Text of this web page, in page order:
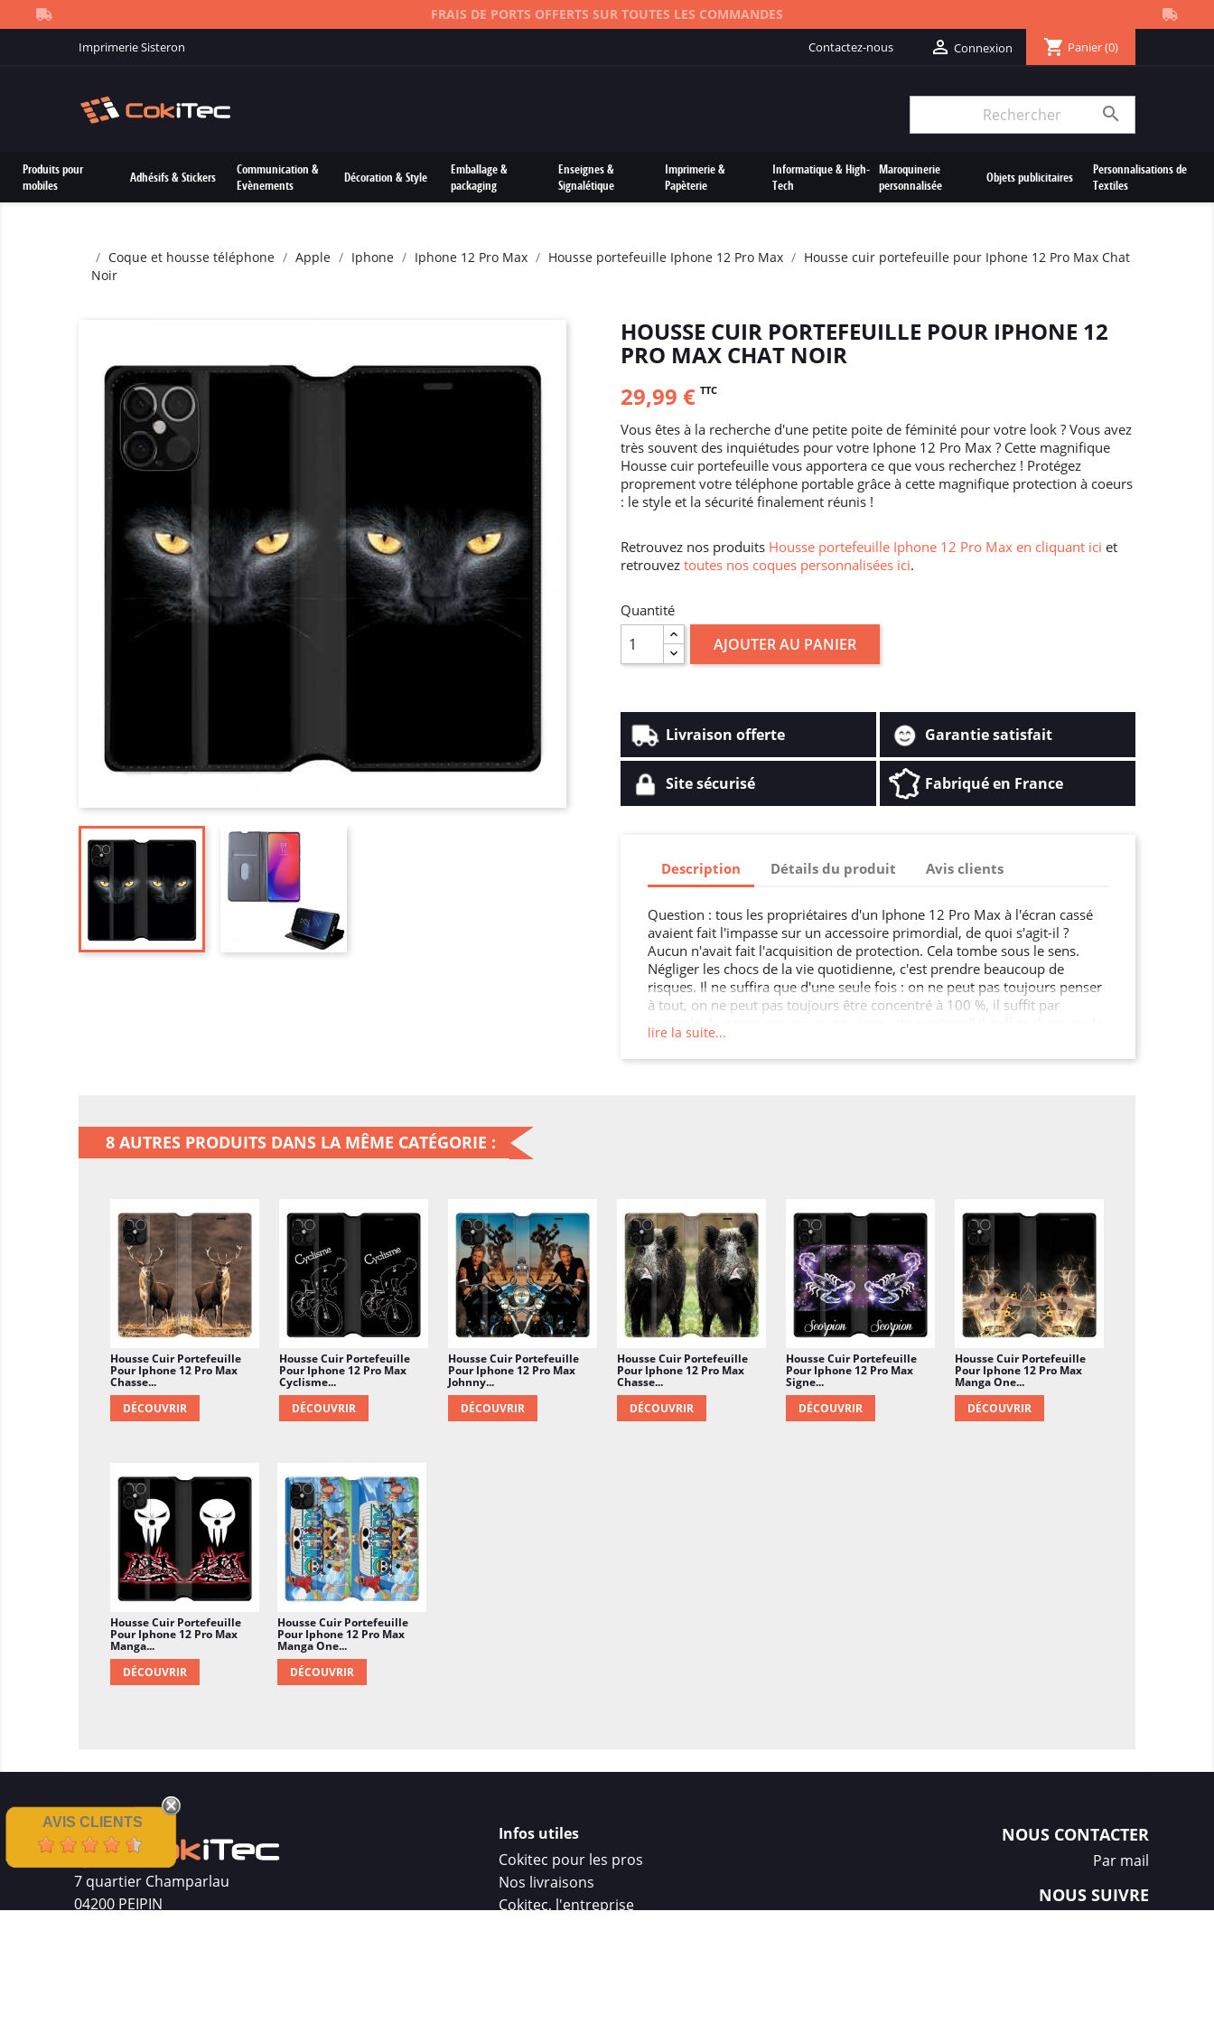
FRAIS DE PORTS OFFERTS SUR TOUTES LES COMMANDES
Imprimerie Sisteron Contactez-nous  Connexion shopping_cart Panier(0)

Produits pour
mobiles
Adhésifs & Stickers
Communication &
Evènements
Décoration & Style
Emballage &
packaging
Enseignes &
Signalétique
Imprimerie &
Papèterie
Informatique & High-
Tech
Maroquinerie
personnalisée
Objets publicitaires
Personnalisations de
Textiles
Coque et housse téléphone Apple Iphone Iphone 12 Pro Max Housse portefeuille Iphone 12 Pro Max
Housse cuir portefeuille pour Iphone 12 Pro Max Chat
Noir
HOUSSE CUIR PORTEFEUILLE POUR IPHONE 12
PRO MAX CHAT NOIR
29,99 € TTC
Vous êtes à la recherche d'une petite poite de féminité pour votre look ? Vous avez
très souvent des inquiétudes pour votre Iphone 12 Pro Max ? Cette magnifique
Housse cuir portefeuille vous apportera ce que vous recherchez ! Protégez
proprement votre téléphone portable grâce à cette magnifique protection à coeurs
: le style et la sécurité finalement réunis !
Retrouvez nos produits Housse portefeuille Iphone 12 Pro Max en cliquant ici et
retrouvez toutes nos coques personnalisées ici.
Quantité
AJOUTER AU PANIER
Livraison offerte Garantie satisfait
Site sécurisé Fabriqué en France
Description Détails du produit Avis clients
Question : tous les propriétaires d'un Iphone 12 Pro Max à l'écran cassé
avaient fait l'impasse sur un accessoire primordial, de quoi s'agit-il ?
Aucun n'avait fait l'acquisition de protection. Cela tombe sous le sens.
Négliger les chocs de la vie quotidienne, c'est prendre beaucoup de
risques. Il ne suffira que d'une seule fois : on ne peut pas toujours penser
à tout, on ne peut pas toujours être concentré à 100 %, il suffit par
fois, et vous le regretterez amèrement ! On trouve dans le commerce des
mobiles très beaux, très performants, mais aussi très vulnérables?
lire la suite...
8 AUTRES PRODUITS DANS LA MÊME CATÉGORIE :
Housse Cuir Portefeuille
Pour Iphone 12 Pro Max
Chasse...
DÉCOUVRIR
Housse Cuir Portefeuille
Pour Iphone 12 Pro Max
Cyclisme...
DÉCOUVRIR
Housse Cuir Portefeuille
Pour Iphone 12 Pro Max
Johnny...
DÉCOUVRIR
Housse Cuir Portefeuille
Pour Iphone 12 Pro Max
Chasse...
DÉCOUVRIR
Housse Cuir Portefeuille
Pour Iphone 12 Pro Max
Signe...
DÉCOUVRIR
Housse Cuir Portefeuille
Pour Iphone 12 Pro Max
Manga One...
DÉCOUVRIR
Housse Cuir Portefeuille
Pour Iphone 12 Pro Max
Manga...
DÉCOUVRIR
Housse Cuir Portefeuille
Pour Iphone 12 Pro Max
Manga One...
DÉCOUVRIR
7 quartier Champarlau
04200 PEIPIN
Infos utiles
Cokitec pour les pros
Nos livraisons
Cokitec, l'entreprise
NOUS CONTACTER
Par mail
NOUS SUIVRE
AVIS CLIENTS